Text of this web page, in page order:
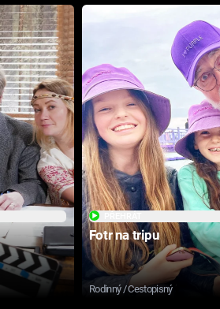
Fotr na tripu
Rodinný / Cestopisný